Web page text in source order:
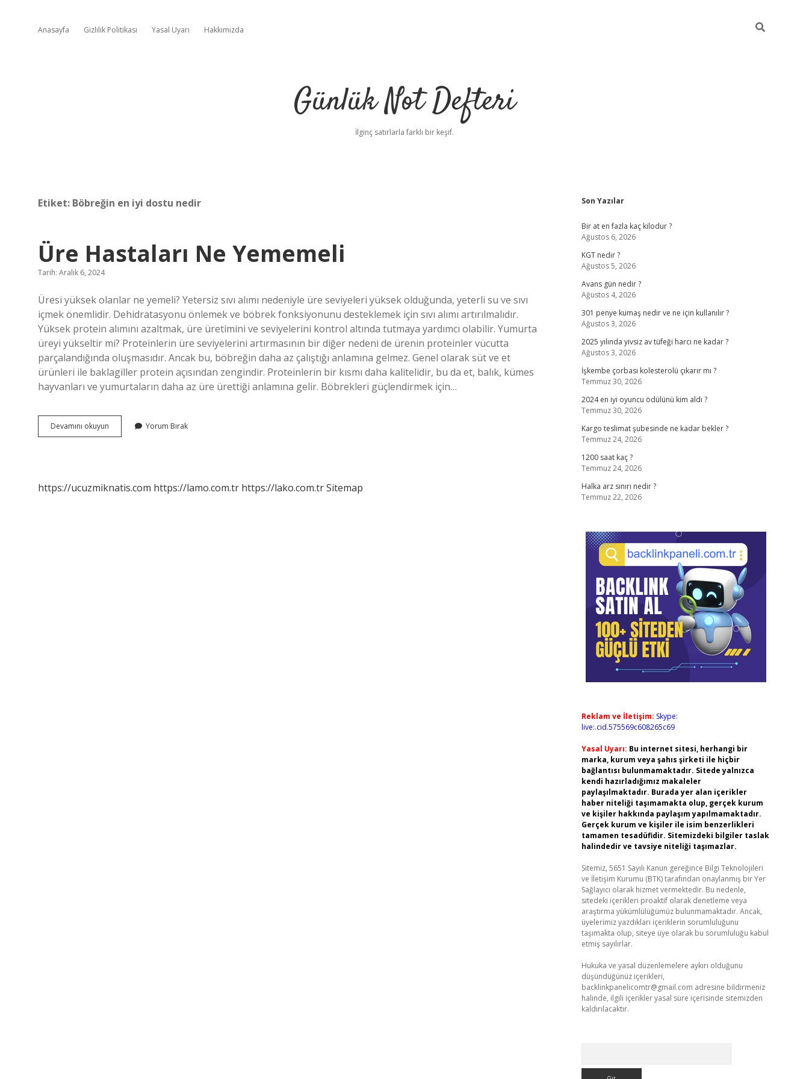
Anasayfa Gizlilik Politikası Yasal Uyarı Hakkımızda
Günlük Not Defteri
İlginç satırlarla farklı bir keşif.
Etiket: Böbreğin en iyi dostu nedir
Üre Hastaları Ne Yememeli
Tarih: Aralık 6, 2024
Üresi yüksek olanlar ne yemeli? Yetersiz sıvı alımı nedeniyle üre seviyeleri yüksek olduğunda, yeterli su ve sıvı
içmek önemlidir. Dehidratasyonu önlemek ve böbrek fonksiyonunu desteklemek için sıvı alımı artırılmalıdır.
Yüksek protein alımını azaltmak, üre üretimini ve seviyelerini kontrol altında tutmaya yardımcı olabilir. Yumurta
üreyi yükseltir mi? Proteinlerin üre seviyelerini artırmasının bir diğer nedeni de ürenin proteinler vücutta
parçalandığında oluşmasıdır. Ancak bu, böbreğin daha az çalıştığı anlamına gelmez. Genel olarak süt ve et
ürünleri ile baklagiller protein açısından zengindir. Proteinlerin bir kısmı daha kalitelidir, bu da et, balık, kümes
hayvanları ve yumurtaların daha az üre ürettiği anlamına gelir. Böbrekleri güçlendirmek için…
Devamını okuyun
Hastaları
Yorum Bırak
https://ucuzmiknatis.com https://lamo.com.tr https://lako.com.trSitemap
Sidebar
Son Yazılar
Bir at en fazla kaç kilodur ?
Ağustos 6, 2026
KGT nedir ?
Ağustos 5, 2026
Avans gün nedir ?
Ağustos 4, 2026
301 penye kumaş nedir ve ne için kullanılır ?
Ağustos 3, 2026
2025 yılında yivsiz av tüfeği harcı ne kadar ?
Ağustos 3, 2026
İşkembe çorbası kolesterolü çıkarır mı ?
Temmuz 30, 2026
2024 en iyi oyuncu ödülünü kim aldı ?
Temmuz 30, 2026
Kargo teslimat şubesinde ne kadar bekler ?
Temmuz 24, 2026
1200 saat kaç ?
Temmuz 24, 2026
Halka arz sınırı nedir ?
Temmuz 22, 2026
Reklam ve İletişim: Skype:
live:.cid.575569c608265c69
Yasal Uyarı: Bu internet sitesi, herhangi bir
marka, kurum veya şahıs şirketi ile hiçbir
bağlantısı bulunmamaktadır. Sitede yalnızca
kendi hazırladığımız makaleler
paylaşılmaktadır. Burada yer alan içerikler
haber niteliği taşımamakta olup, gerçek kurum
ve kişiler hakkında paylaşım yapılmamaktadır.
Gerçek kurum ve kişiler ile isim benzerlikleri
tamamen tesadüfidir. Sitemizdeki bilgiler taslak
halindedir ve tavsiye niteliği taşımazlar.
Sitemiz, 5651 Sayılı Kanun gereğince Bilgi Teknolojileri
ve İletişim Kurumu (BTK) tarafından onaylanmış bir Yer
Sağlayıcı olarak hizmet vermektedir. Bu nedenle,
sitedeki içerikleri proaktif olarak denetleme veya
araştırma yükümlülüğümüz bulunmamaktadır. Ancak,
üyelerimiz yazdıkları içeriklerin sorumluluğunu
taşımakta olup, siteye üye olarak bu sorumluluğu kabul
etmiş sayılırlar.
Hukuka ve yasal düzenlemelere aykırı olduğunu
düşündüğünüz içerikleri,
backlinkpanelicomtr@gmail.com adresine bildirmeniz
halinde, ilgili içerikler yasal süre içerisinde sitemizden
kaldırılacaktır.